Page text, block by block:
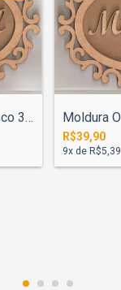
Moldura Oval Arabesco 31cm Com Fundo + N...
R$39,90
9x de R$5,39